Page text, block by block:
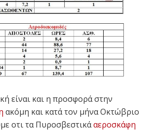
είναι και η προσφορά στην
ακόμη και κατά τον μήνα Οκτώβριο
οτι τα Πυροσβεστικάαεροσκάφη